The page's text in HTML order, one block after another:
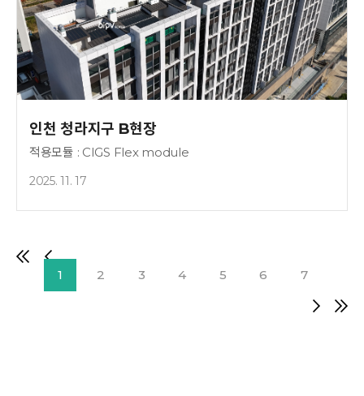
인천 청라지구 B현장
적용모듈 : CIGS Flex module
2025. 11. 17
1 2 3 4 5 6 7